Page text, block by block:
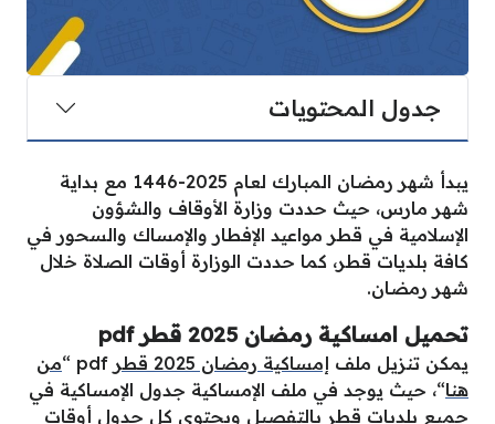
جدول المحتويات
يبدأ شهر رمضان المبارك لعام 2025-1446 مع بداية
شهر مارس، حيث حددت وزارة الأوقاف والشؤون
الإسلامية في قطر مواعيد الإفطار والإمساك والسحور في
كافة بلديات قطر، كما حددت الوزارة أوقات الصلاة خلال
شهر رمضان.
تحميل امساكية رمضان 2025 قطر pdf
يمكن تنزيل ملف إمساكية رمضان 2025 قطر
من
هنا“، حيث يوجد في ملف الإمساكية جدول الإمساكية في
جميع بلديات قطر بالتفصيل ويحتوي كل جدول أوقات